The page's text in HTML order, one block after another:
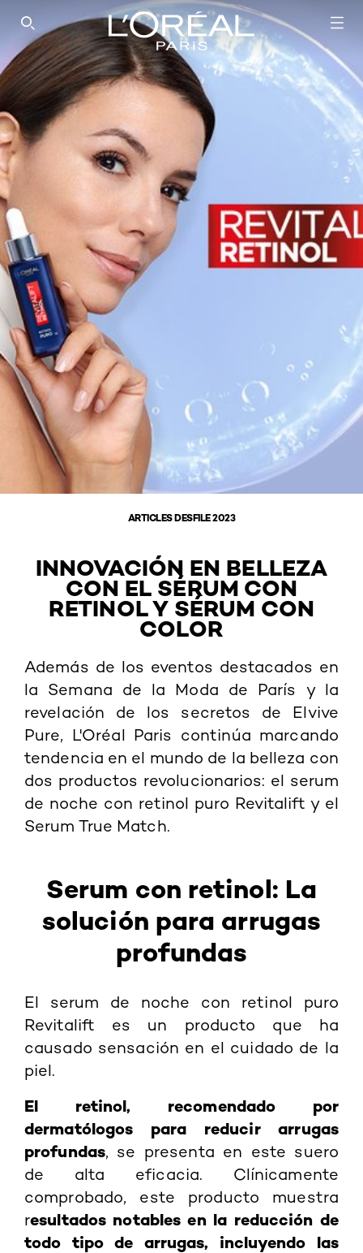
SEARCH THIS SITE
ARTICLES DESFILE 2023
INNOVACIÓN EN BELLEZA
CON EL SÉRUM CON
RETINOL Y SÉRUM CON
COLOR
Además de los eventos destacados en
la Semana de la Moda de París y la
revelación de los secretos de Elvive
Pure, L'Oréal Paris continúa marcando
tendencia en el mundo de la belleza con
dos productos revolucionarios: el serum
de noche con retinol puro Revitalift y el
Serum True Match.
Serum con retinol: La
solución para arrugas
profundas
El serum de noche con retinol puro
Revitalift es un producto que ha
causado sensación en el cuidado de la
piel.
El retinol, recomendado por
dermatólogos para reducir arrugas
profundas, se presenta en este suero
de alta eficacia. Clínicamente
comprobado, este producto muestra
resultados notables en la reducción de
todo tipo de arrugas, incluyendo las